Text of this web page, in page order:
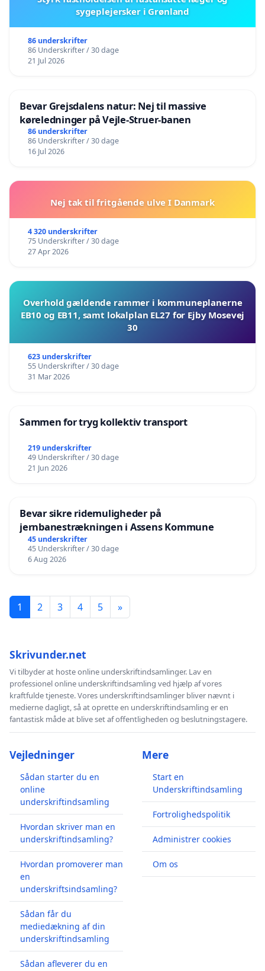
sygeplejersker i Grønland
86 underskrifter
86 Underskrifter / 30 dage
21 Jul 2026
Bevar Grejsdalens natur: Nej til massive
køreledninger på Vejle-Struer-banen
86 underskrifter
86 Underskrifter / 30 dage
16 Jul 2026
Nej tak til fritgående ulve I Danmark
4 320 underskrifter
75 Underskrifter / 30 dage
27 Apr 2026
Overhold gældende rammer i kommuneplanerne
EB10 og EB11, samt lokalplan EL27 for Ejby Mosevej
30
623 underskrifter
55 Underskrifter / 30 dage
31 Mar 2026
Sammen for tryg kollektiv transport
219 underskrifter
49 Underskrifter / 30 dage
21 Jun 2026
Bevar sikre ridemuligheder på
jernbanestrækningen i Assens Kommune
45 underskrifter
45 Underskrifter / 30 dage
6 Aug 2026
1 2 3 4 5 »
Skrivunder.net
Vi tilbyder at hoste online underskriftindsamlinger. Lav en
professionel online underskriftindsamling ved hjælp af vores
kraftfulde tjeneste. Vores underskriftindsamlinger bliver nævnt i
medierne dagligt, så at oprette en underskriftindsamling er en
fantastisk måde at blive set af offentligheden og beslutningstagere.
Vejledninger
Sådan starter du en
online
underskriftindsamling
Hvordan skriver man en
underskriftindsamling?
Hvordan promoverer man
en
underskriftsindsamling?
Sådan får du
mediedækning af din
underskriftindsamling
Sådan afleverer du en
Mere
Start en
Underskriftindsamling
Fortrolighedspolitik
Administrer cookies
Om os